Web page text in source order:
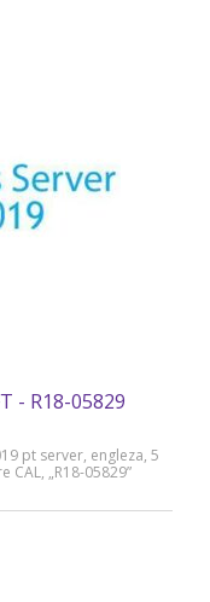
- R18-05829
pt server, engleza, 5
„R18-05829”